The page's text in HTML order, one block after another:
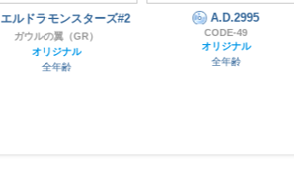
エルドラモンスターズ#2
ガウルの翼（GR）
オリジナル
全年齢
A.D.2995
CODE-49
オリジナル
全年齢